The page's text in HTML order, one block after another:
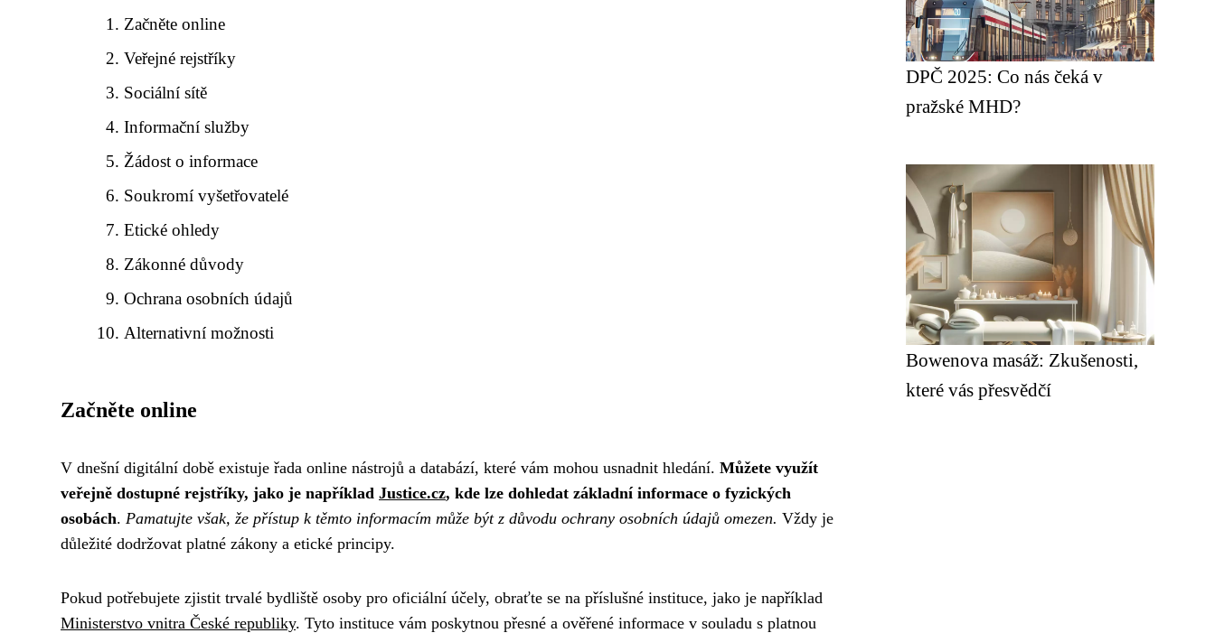
Začněte online
Veřejné rejstříky
Sociální sítě
Informační služby
Žádost o informace
Soukromí vyšetřovatelé
Etické ohledy
Zákonné důvody
Ochrana osobních údajů
Alternativní možnosti
Začněte online
V dnešní digitální době existuje řada online nástrojů a databází, které vám mohou usnadnit hledání. Můžete využít
veřejně dostupné rejstříky, jako je například Justice.cz, kde lze dohledat základní informace o fyzických
osobách. Pamatujte však, že přístup k těmto informacím může být z důvodu ochrany osobních údajů omezen. Vždy je
důležité dodržovat platné zákony a etické principy.
Pokud potřebujete zjistit trvalé bydliště osoby pro oficiální účely, obraťte se na příslušné instituce, jako je například
Ministerstvo vnitra České republiky. Tyto instituce vám poskytnou přesné a ověřené informace v souladu s platnou
DPČ 2025: Co nás čeká v
pražské MHD?
Bowenova masáž: Zkušenosti,
které vás přesvědčí